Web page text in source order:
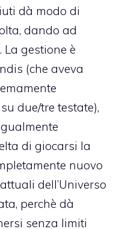
dà modo di
dando ad
gestione è
(che aveva
due/tre testate),
di giocarsi la
nuovo
dell’Universo
perchè dà
senza limiti